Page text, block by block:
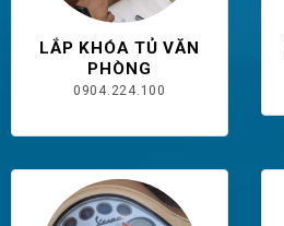
LẮP KHÓA TỦ VĂN
PHÒNG
0904.224.100